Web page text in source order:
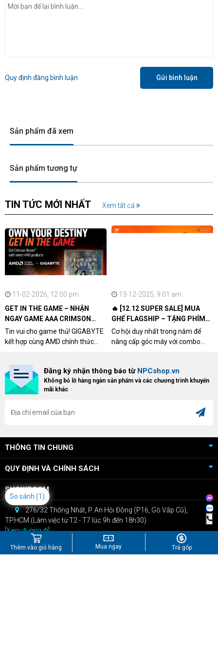
Thêm vào giỏ hàng Mua ngay Trả góp
Quy định đăng bình luận Gửi bình luận
Sản phẩm đã xem
Sản phẩm tương tự
TIN TỨC MỚI NHẤT Xem tất cả
11-02-2026, 12:00 pm
GET IN THE GAME – NHẬN
NGAY GAME AAA CRIMSON
DESERT CÙNG GIGABYTE &
AMD
Tin vui cho game thủ! GIGABYTE
kết hợp cùng AMD chính thức
khách hàng sở hữu VGA Radeon
RX 9070 / RX 9070 XT.
13-12-2025, 9:01 am
🔥 [12.12 SUPER SALE] MUA
GHẾ FLAGSHIP – TẶNG PHÍM
CƠ XỊN
Cơ hội duy nhất trong năm để
nâng cấp góc máy với combo
dòng ghế Gaming cao cấp nhất,
bạn sẽ nhận ngay quà tặng trị giá
Đăng ký nhận thông báo từ NPCshop.vn
Không bỏ lỡ hàng ngàn sản phẩm và các chương trình khuyến
mãi khác
THÔNG TIN CHUNG
QUY ĐỊNH VÀ CHÍNH SÁCH
SHOWROOM
276/32 Thống Nhất, P. An Hội Đông (P16, Gò Vấp Cũ),
TP.HCM (Làm việc từ T2 - T7 lúc 9h đến 18h30)
[Xem đường đi]
CSKH: 0909.22.66.07
Bán hàng: 0967.434.407
So sánh (1)